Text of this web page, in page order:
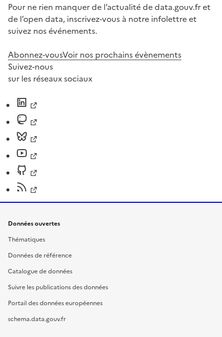
Pour ne rien manquer de l’actualité de data.gouv.fr et
de l’open data, inscrivez-vous à notre infolettre et
suivez nos événements.
Abonnez-vousVoir nos prochains évènements
Suivez-nous
sur les réseaux sociaux
Données ouvertes
Thématiques
Données de référence
Catalogue de données
Suivre les publications des données
Portail des données européennes
schema.data.gouv.fr